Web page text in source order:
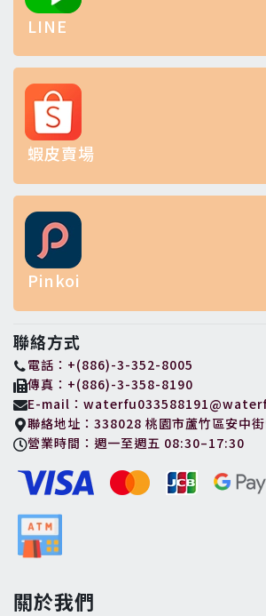
LINE
蝦皮賣場
Pinkoi
聯絡方式
電話：+(886)-3-352-8005
傳真：+(886)-3-358-8190
E-mail：
聯絡地址：338028 桃園市蘆竹區安中
營業時間：週一至週五 08:30–17:30
關於我們